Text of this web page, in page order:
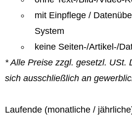
mit Einpflege /
System
keine Seiten-/Artikel-/
* Alle Preise zzgl. gesetzl. USt.
sich ausschließlich an
Laufende (monatliche /